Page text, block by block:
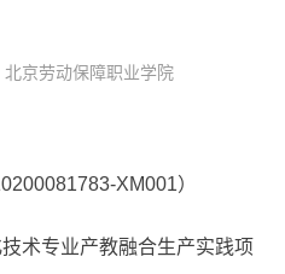
京劳动保障职业学院
XM001）
术专业产教融合生产实践项